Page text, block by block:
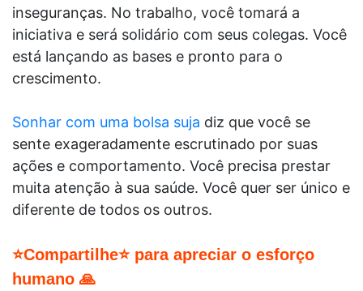
inseguranças. No trabalho, você tomará a
iniciativa e será solidário com seus colegas. Você
está lançando as bases e pronto para o
crescimento.
Sonhar com uma bolsa suja diz que você se
sente exageradamente escrutinado por suas
ações e comportamento. Você precisa prestar
muita atenção à sua saúde. Você quer ser único e
diferente de todos os outros.
⭐Compartilhe⭐ para apreciar o esforço
humano 🙏